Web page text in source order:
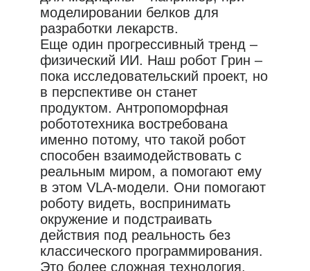
моделировании белков для
разработки лекарств.
Еще один прогрессивный тренд –
физический ИИ. Наш робот Грин –
пока исследовательский проект, но
в перспективе он станет
продуктом. Антропоморфная
робототехника востребована
именно потому, что такой робот
способен взаимодействовать с
реальным миром, а помогают ему
в этом VLA-модели. Они помогают
роботу видеть, воспринимать
окружение и подстраивать
действия под реальность без
классического программирования.
Это более сложная технология,